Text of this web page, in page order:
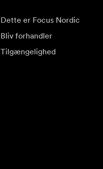
Dette er Focus Nordic
Bliv forhandler
Tilgængelighed